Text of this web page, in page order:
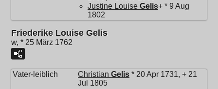
Justine Louise Gelis+ * 9 Aug
1802
Friederike Louise Gelis
w, * 25 März 1762
Vater-leiblich Christian Gelis * 20 Apr 1731, + 21
Jul 1805